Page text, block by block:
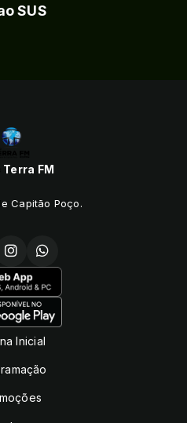
SUS
Terra FM
Capitão Poço.
Inicial